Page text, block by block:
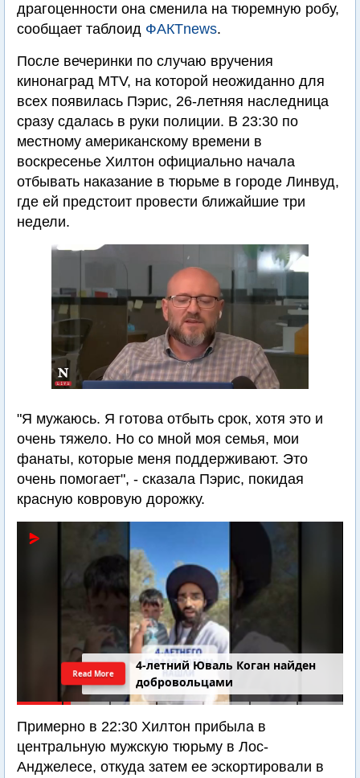
драгоценности она сменила на тюремную робу,
сообщает таблоид ФАКТnews.
После вечеринки по случаю вручения
кинонаград MTV, на которой неожиданно для
всех появилась Пэрис, 26-летняя наследница
сразу сдалась в руки полиции. В 23:30 по
местному американскому времени в
воскресенье Хилтон официально начала
отбывать наказание в тюрьме в городе Линвуд,
где ей предстоит провести ближайшие три
недели.
"Я мужаюсь. Я готова отбыть срок, хотя это и
очень тяжело. Но со мной моя семья, мои
фанаты, которые меня поддерживают. Это
очень помогает", - сказала Пэрис, покидая
красную ковровую дорожку.
4-летний Юваль Коган найден
добровольцами
Read More
Примерно в 22:30 Хилтон прибыла в
центральную мужскую тюрьму в Лос-
Анджелесе, откуда затем ее эскортировали в